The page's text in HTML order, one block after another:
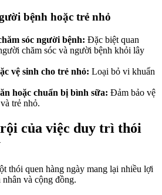
bệnh hoặc trẻ nhỏ
sóc người bệnh: Đặc biệt quan
chăm sóc và người bệnh khỏi lây
vệ sinh cho trẻ nhỏ: Loại bỏ vi khuẩn
hoặc chuẩn bị bình sữa: Đảm bảo vệ
trẻ nhỏ.
của việc duy trì thói
thói quen hàng ngày mang lại nhiều lợi
và cộng đồng.